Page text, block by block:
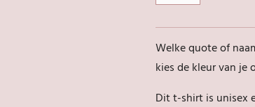
Welke quote of
kies de kleur van je
Dit t-shirt is unisex